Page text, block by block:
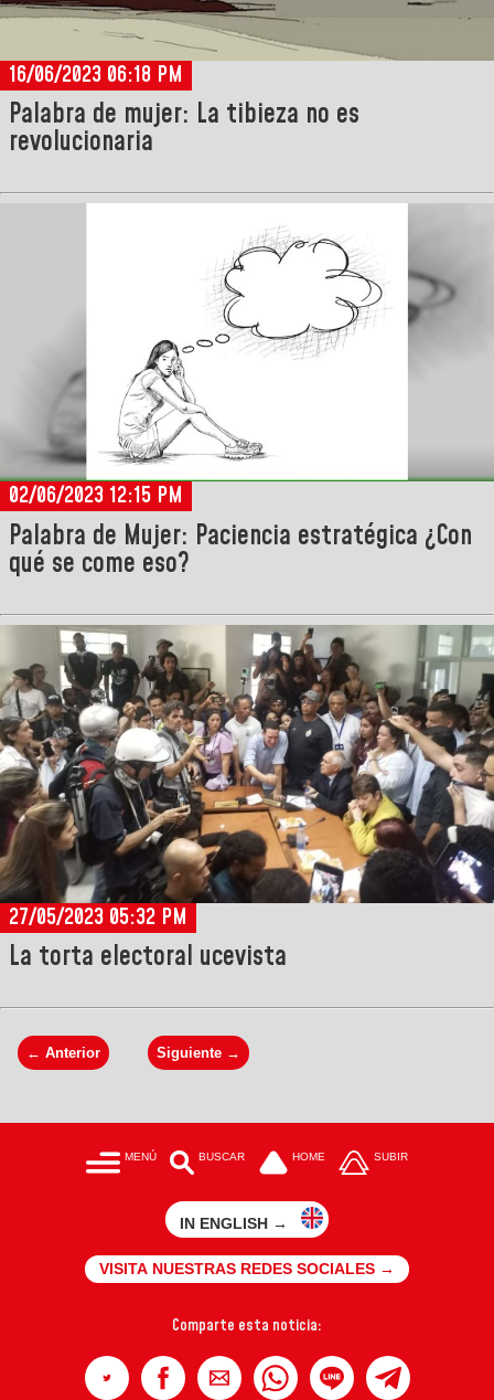
16/06/2023 06:18 PM
Palabra de mujer: La tibieza no es
revolucionaria
02/06/2023 12:15 PM
Palabra de Mujer: Paciencia estratégica ¿Con
qué se come eso?
27/05/2023 05:32 PM
La torta electoral ucevista
← Anterior Siguiente →
MENÚ BUSCAR HOME SUBIR
IN ENGLISH →
VISITA NUESTRAS REDES SOCIALES →
Comparte esta noticia: